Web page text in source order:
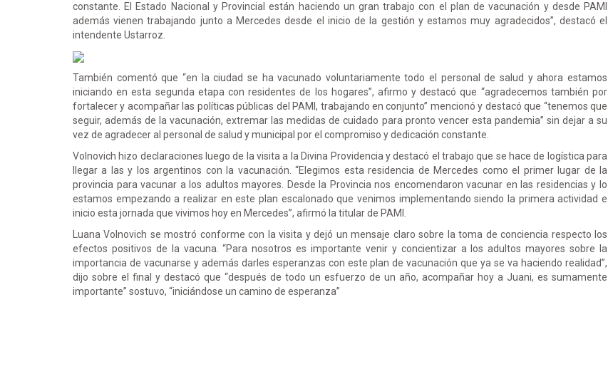
constante. El Estado Nacional y Provincial están haciendo un gran trabajo con el plan de vacunación y desde PAMI
además vienen trabajando junto a Mercedes desde el inicio de la gestión y estamos muy agradecidos”, destacó el
intendente Ustarroz.
También comentó que “en la ciudad se ha vacunado voluntariamente todo el personal de salud y ahora estamos
iniciando en esta segunda etapa con residentes de los hogares”, afirmo y destacó que “agradecemos también por
fortalecer y acompañar las políticas públicas del PAMI, trabajando en conjunto” mencionó y destacó que “tenemos que
seguir, además de la vacunación, extremar las medidas de cuidado para pronto vencer esta pandemia” sin dejar a su
vez de agradecer al personal de salud y municipal por el compromiso y dedicación constante.
Volnovich hizo declaraciones luego de la visita a la Divina Providencia y destacó el trabajo que se hace de logística para
llegar a las y los argentinos con la vacunación. “Elegimos esta residencia de Mercedes como el primer lugar de la
provincia para vacunar a los adultos mayores. Desde la Provincia nos encomendaron vacunar en las residencias y lo
estamos empezando a realizar en este plan escalonado que venimos implementando siendo la primera actividad e
inicio esta jornada que vivimos hoy en Mercedes”, afirmó la titular de PAMI.
Luana Volnovich se mostró conforme con la visita y dejó un mensaje claro sobre la toma de conciencia respecto los
efectos positivos de la vacuna. “Para nosotros es importante venir y concientizar a los adultos mayores sobre la
importancia de vacunarse y además darles esperanzas con este plan de vacunación que ya se va haciendo realidad”,
dijo sobre el final y destacó que “después de todo un esfuerzo de un año, acompañar hoy a Juani, es sumamente
importante” sostuvo, “iniciándose un camino de esperanza”